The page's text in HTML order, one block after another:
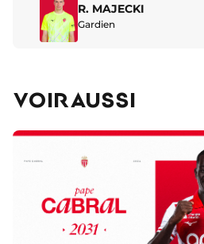
R. MAJECKI
Gardien
VOIR AUSSI